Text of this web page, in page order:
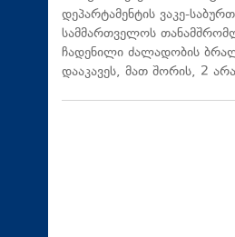
დეპარტამენტის ვაკე-
სამმართველოს
ჩადენილი ძალადობის
დააკავეს, მათ შორის, 2